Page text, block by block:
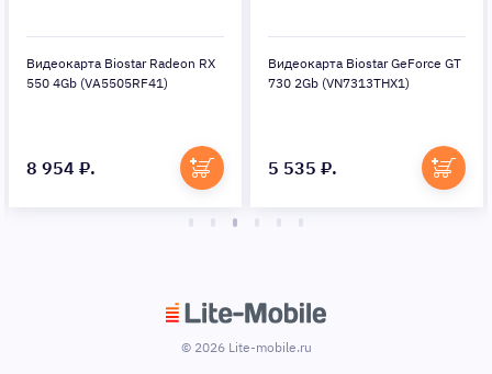
Видеокарта Biostar Radeon RX
550 4Gb (VA5505RF41)
8 954 ₽.
Видеокарта Biostar GeForce GT
730 2Gb (VN7313THX1)
5 535 ₽.
© 2026 Lite-mobile.ru